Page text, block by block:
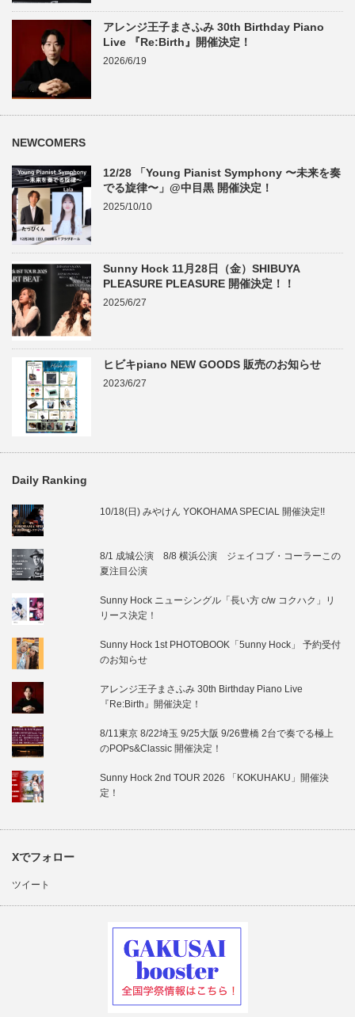
アレンジ王子まさふみ 30th Birthday Piano
Live 『Re:Birth』開催決定！
2026/6/19
NEWCOMERS
12/28 「Young Pianist Symphony 〜未来を奏
でる旋律〜」@中目黒 開催決定！
2025/10/10
Sunny Hock 11月28日（金）SHIBUYA
PLEASURE PLEASURE 開催決定！！
2025/6/27
ヒビキpiano NEW GOODS 販売のお知らせ
2023/6/27
Daily Ranking
10/18(日) みやけん YOKOHAMA SPECIAL 開催決定!!
8/1 成城公演 8/8 横浜公演 ジェイコブ・コーラーこの
夏注目公演
Sunny Hock ニューシングル「長い方 c/w コクハク」リ
リース決定！
Sunny Hock 1st PHOTOBOOK「5unny Hock」 予約受付
のお知らせ
アレンジ王子まさふみ 30th Birthday Piano Live
『Re:Birth』開催決定！
8/11東京 8/22埼玉 9/25大阪 9/26豊橋 2台で奏でる極上
のPOPs&Classic 開催決定！
Sunny Hock 2nd TOUR 2026 「KOKUHAKU」開催決
定！
Xでフォロー
ツイート